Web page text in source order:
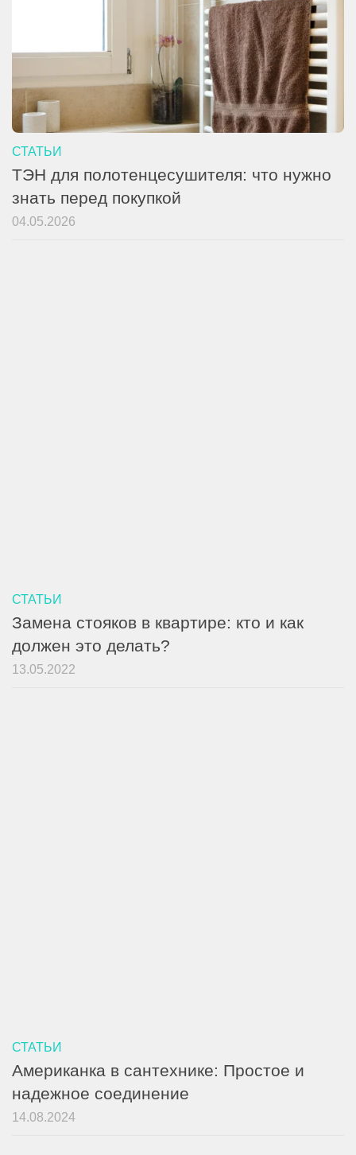
СТАТЬИ
ТЭН для полотенцесушителя: что нужно
знать перед покупкой
04.05.2026
СТАТЬИ
Замена стояков в квартире: кто и как
должен это делать?
13.05.2022
СТАТЬИ
Американка в сантехнике: Простое и
надежное соединение
14.08.2024